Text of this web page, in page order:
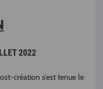
2022
création s’est tenue le